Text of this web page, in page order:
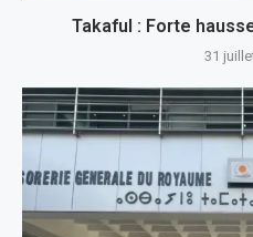
Takaful : Forte
31